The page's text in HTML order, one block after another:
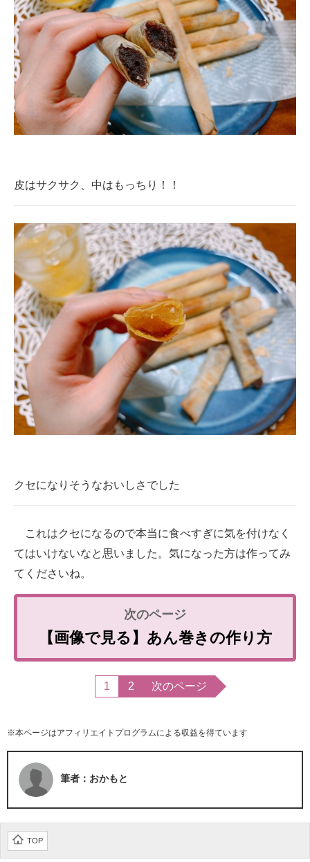
皮はサクサク、中はもっちり！！
クセになりそうなおいしさでした
これはクセになるので本当に食べすぎに気を付けなく
てはいけないなと思いました。気になった方は作ってみ
てくださいね。
【画像で見る】あん巻きの作り方
1 2 次のページ
※本ページはアフィリエイトプログラムによる収益を得ています
筆者：おかもと
TOP